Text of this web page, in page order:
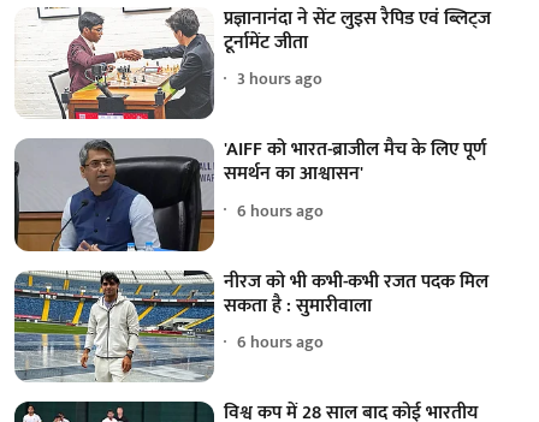
प्रज्ञानानंदा ने सेंट लुइस रैपिड एवं ब्लिट्ज
टूर्नामेंट जीता
3 hours ago
'AIFF को भारत-ब्राजील मैच के लिए पूर्ण
समर्थन का आश्वासन'
6 hours ago
नीरज को भी कभी-कभी रजत पदक मिल
सकता है : सुमारीवाला
6 hours ago
विश्व कप में 28 साल बाद कोई भारतीय